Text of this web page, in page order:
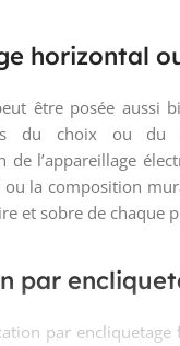
horizontal
être posée aussi
du choix ou du
de l’appareillage
ou la composition
et sobre de chaque
par
par